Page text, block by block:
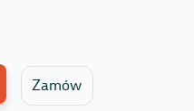
Zamów